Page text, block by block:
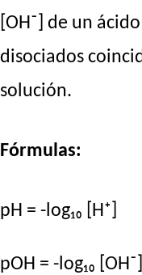
[OH⁻] de un
disociados
solución.
Fórmulas:
pH = -log₁₀ [H⁺]
pOH = -log₁₀ [OH⁻]